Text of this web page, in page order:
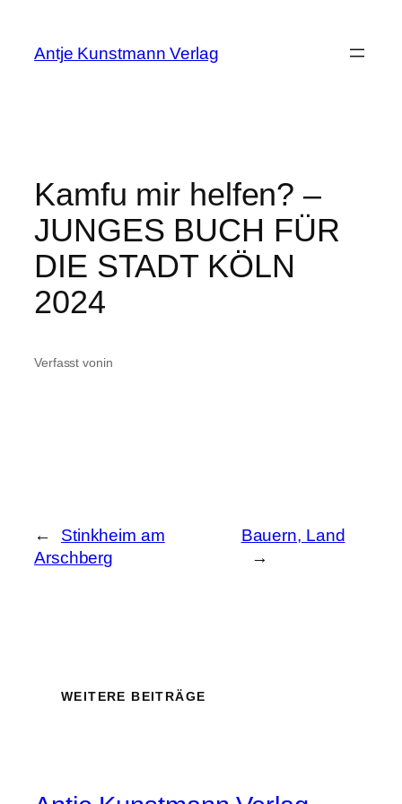
springen
Antje Kunstmann Verlag
Kamfu mir helfen? –
JUNGES BUCH FÜR
DIE STADT KÖLN
2024
Verfasst vonin
←
Stinkheim am
Arschberg
Bauern, Land
→
WEITERE BEITRÄGE